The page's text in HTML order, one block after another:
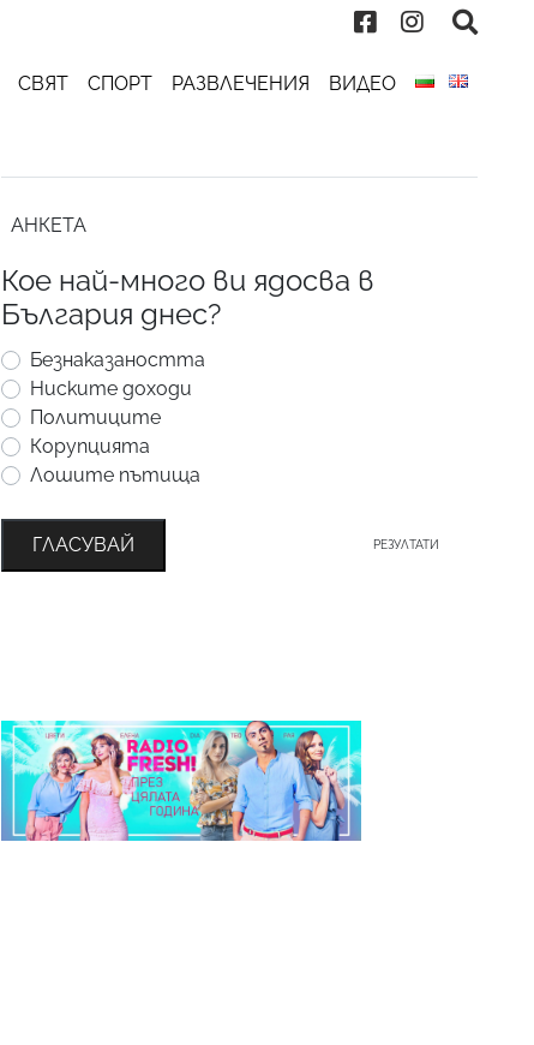
СВЯТ СПОРТ РАЗВЛЕЧЕНИЯ ВИДЕО
АНКЕТА
Кое най-много ви ядосва в
България днес?
Безнаказаността
Ниските доходи
Политиците
Корупцията
Лошите пътища
ГЛАСУВАЙ РЕЗУЛТАТИ